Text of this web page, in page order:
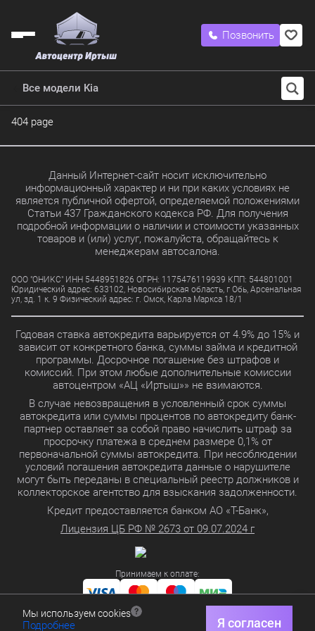
Позвонить
Все модели Kia
404 page
Данный Интернет-сайт носит исключительно
информационный характер и ни при каких условиях не
является публичной офертой, определяемой положениями
Статьи 437 Гражданского кодекса РФ. Для получения
подробной информации о наличии и стоимости указанных
товаров и (или) услуг, пожалуйста, обращайтесь к
менеджерам автосалона.
ООО "ОНИКС" ИНН 5448951826 ОГРН: 1175476119939 КПП: 544801001
Юридический адрес: 633102, Новосибирская область, г Обь, Арсенальная
ул, зд. 1 к. 9 Физический адрес: г. Омск, Карла Маркса 18/1
Годовая ставка автокредита варьируется от 4.9% до 15% и
зависит от конкретного банка, суммы займа и кредитной
программы. Досрочное погашение без штрафов и
комиссий. При этом любые дополнительные комиссии
автоцентром «АЦ «Иртыш»» не взимаются.
В случае невозвращения в условленный срок суммы
автокредита или суммы процентов по автокредиту банк-
партнер оставляет за собой право начислить штраф за
просрочку платежа в среднем размере 0,1% от
первоначальной суммы автокредита. При несоблюдении
условий погашения автокредита данные о нарушителе
могут быть переданы в специальный реестр должников и
коллекторское агентство для взыскания задолженности.
Кредит предоставляется банком АО «Т-Банк»,
Лицензия ЦБ РФ № 2673 от 09.07.2024 г
Принимаем к оплате:
Политика в отношении обработки персональных данных
Мы используем cookies
Подробнее Я согласен